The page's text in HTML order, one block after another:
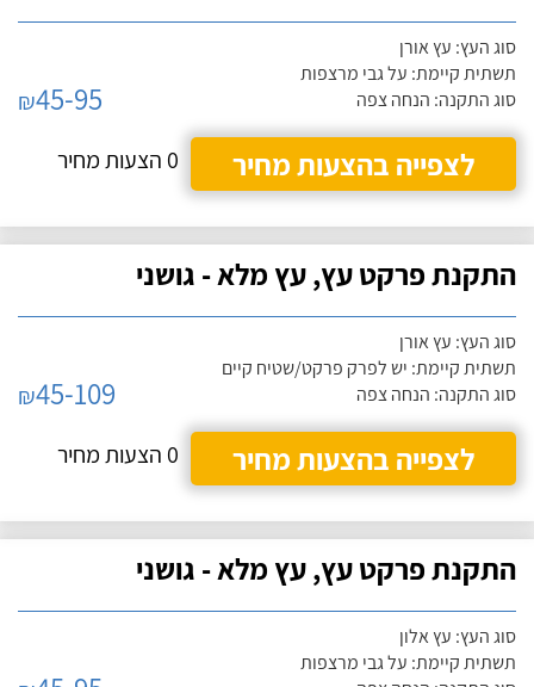
סוג העץ: עץ אורן
תשתית קיימת: על גבי מרצפות
סוג התקנה: הנחה צפה
₪45-95
לצפייה בהצעות מחיר
0 הצעות מחיר
התקנת פרקט עץ, עץ מלא - גושני
סוג העץ: עץ אורן
תשתית קיימת: יש לפרק פרקט/שטיח קיים
סוג התקנה: הנחה צפה
₪45-109
לצפייה בהצעות מחיר
0 הצעות מחיר
התקנת פרקט עץ, עץ מלא - גושני
סוג העץ: עץ אלון
תשתית קיימת: על גבי מרצפות